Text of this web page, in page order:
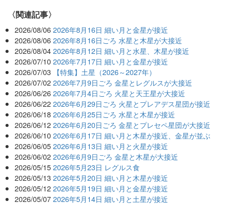
関連記事
2026/08/06 2026年8月16日 細い月と金星が接近
2026/08/06 2026年8月16日ごろ 水星と木星が大接近
2026/08/04 2026年8月12日 細い月と水星、木星が接近
2026/07/10 2026年7月17日 細い月と金星が接近
2026/07/03 【特集】土星（2026～2027年）
2026/07/02 2026年7月9日ごろ 金星とレグルスが大接近
2026/06/26 2026年7月4日ごろ 火星と天王星が大接近
2026/06/22 2026年6月29日ごろ 火星とプレアデス星団が接近
2026/06/18 2026年6月25日ごろ 水星と木星が接近
2026/06/12 2026年6月20日ごろ 金星とプレセペ星団が大接近
2026/06/10 2026年6月17日 細い月と木星が接近、金星が並ぶ
2026/06/05 2026年6月13日 細い月と火星が接近
2026/06/02 2026年6月9日ごろ 金星と木星が大接近
2026/05/15 2026年5月23日 レグルス食
2026/05/13 2026年5月20日 細い月と木星が接近
2026/05/12 2026年5月19日 細い月と金星が接近
2026/05/07 2026年5月14日 細い月と土星が接近